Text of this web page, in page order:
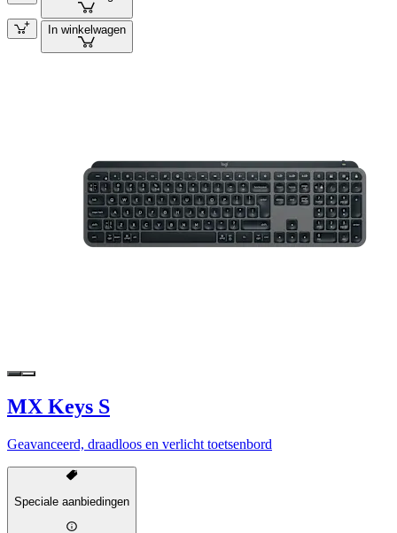
In winkelwagen
MX Keys S
Geavanceerd, draadloos en verlicht toetsenbord
Speciale aanbiedingen